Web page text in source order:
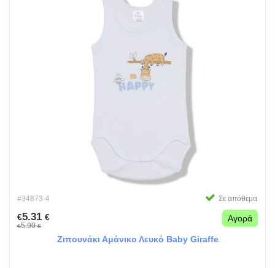
#34873-4 Σε απόθεμα
€5.31 €
€5.90€
Αγορά
Ζιπουνάκι Αμάνικο Λευκό Baby Giraffe